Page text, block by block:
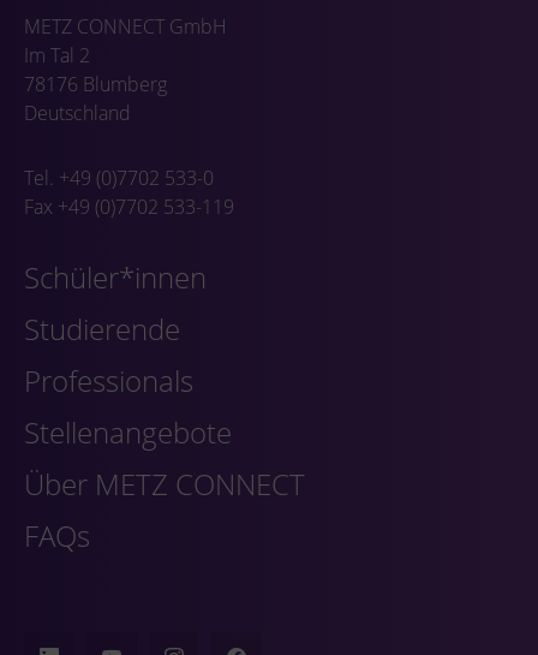
METZ CONNECT GmbH
Im Tal 2
78176 Blumberg
Deutschland
Tel. +49 (0)7702 533-0
Fax +49 (0)7702 533-119
Schüler*innen
Studierende
Professionals
Stellenangebote
Über METZ CONNECT
FAQs